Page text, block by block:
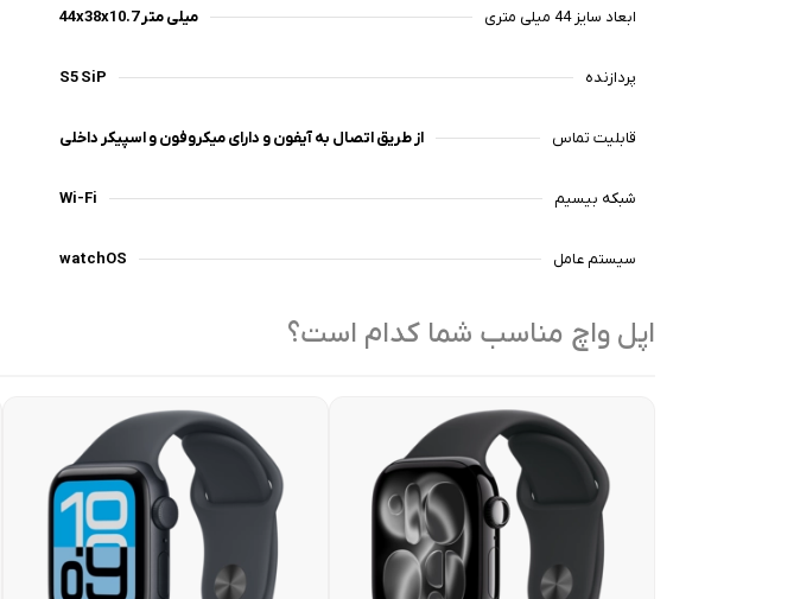
ابعاد سایز 44 میلی متری 44x38x10.7 میلی متر
پردازنده S5 SiP
قابلیت تماس از طریق اتصال به آیفون و دارای میکروفون و اسپیکر داخلی
شبکه بیسیم Wi-Fi
سیستم عامل watchOS
اپل واچ مناسب شما کدام است؟